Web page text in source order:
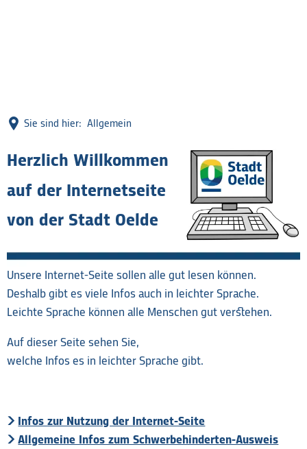
Sie sind hier: Allgemein
leichte
Sprache
Herzlich Willkommen
auf der Internetseite
von der Stadt Oelde
Unsere Internet-Seite sollen alle gut lesen können.
Deshalb gibt es viele Infos auch in leichter Sprache.
Leichte Sprache können alle Menschen gut verstehen.
Auf dieser Seite sehen Sie,
welche Infos es in leichter Sprache gibt.
Infos zur Nutzung der Internet-Seite
Allgemeine Infos zum Schwerbehinderten-Ausweis